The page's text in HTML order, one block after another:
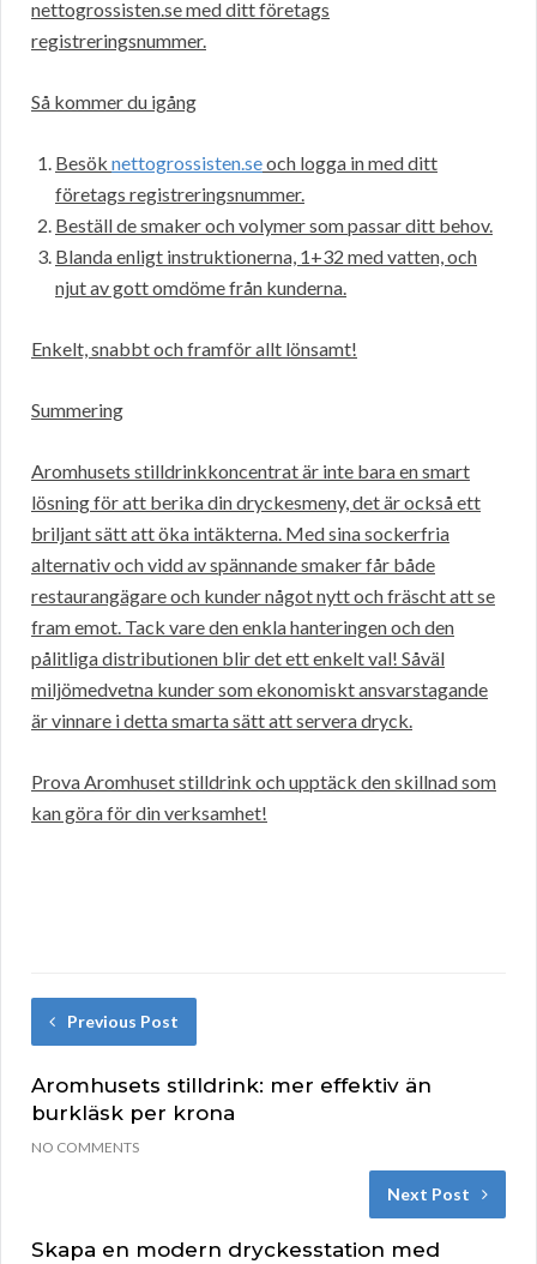
nettogrossisten.se med ditt företags
registreringsnummer.
Så kommer du igång
Besök nettogrossisten.seoch logga in med ditt
företags registreringsnummer.
Beställ de smaker och volymer som passar ditt behov.
Blanda enligt instruktionerna, 1+32 med vatten, och
njut av gott omdöme från kunderna.
Enkelt, snabbt och framför allt lönsamt!
Summering
Aromhusets stilldrinkkoncentrat är inte bara en smart
lösning för att berika din dryckesmeny, det är också ett
briljant sätt att öka intäkterna. Med sina sockerfria
alternativ och vidd av spännande smaker får både
restaurangägare och kunder något nytt och fräscht att se
fram emot. Tack vare den enkla hanteringen och den
pålitliga distributionen blir det ett enkelt val! Såväl
miljömedvetna kunder som ekonomiskt ansvarstagande
är vinnare i detta smarta sätt att servera dryck.
Prova Aromhuset stilldrink och upptäck den skillnad som
kan göra för din verksamhet!
Previous Post
Aromhusets stilldrink: mer effektiv än
burkläsk per krona
NO COMMENTS
Next Post
Skapa en modern dryckesstation med